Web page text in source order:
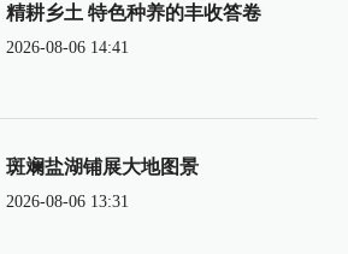
精耕乡土 特色种养的丰收答卷
2026-08-06 14:41
斑斓盐湖铺展大地图景
2026-08-06 13:31